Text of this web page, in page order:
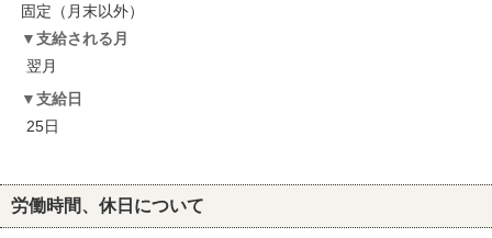
固定（月末以外）
支給される月
翌月
支給日
25日
労働時間、休日について